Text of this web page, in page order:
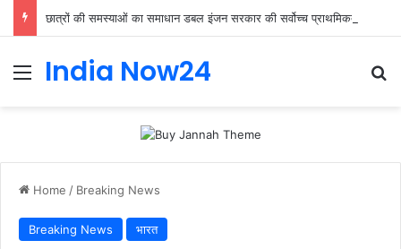
India Now24
Home / Breaking News
Breaking News भारत